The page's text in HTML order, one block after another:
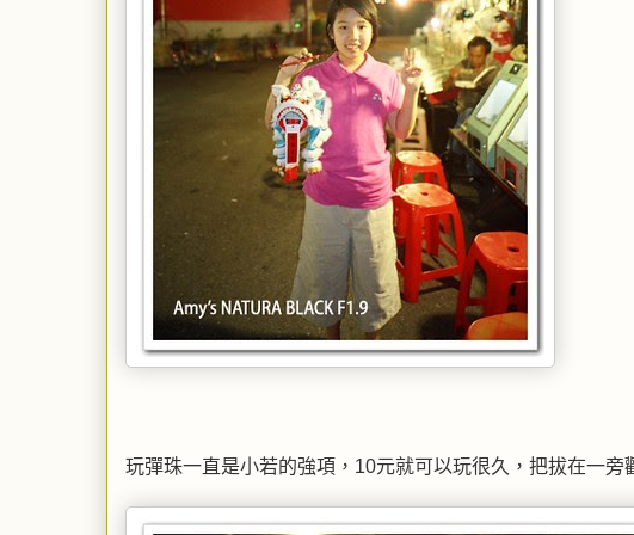
玩彈珠一直是小若的強項，10元就可以玩很久，把拔在一旁